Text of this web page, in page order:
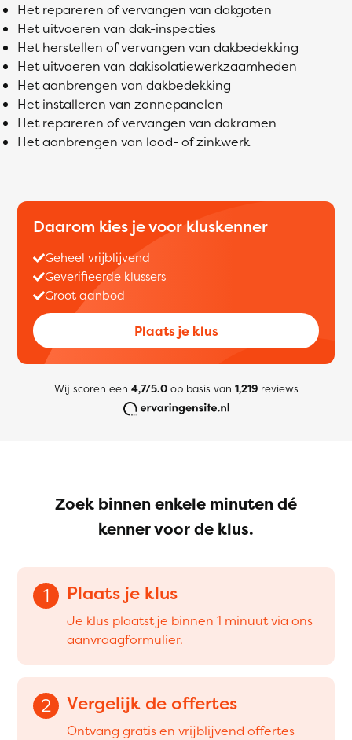
Het repareren of vervangen van dakgoten
Het uitvoeren van dak-inspecties
Het herstellen of vervangen van dakbedekking
Het uitvoeren van dakisolatiewerkzaamheden
Het aanbrengen van dakbedekking
Het installeren van zonnepanelen
Het repareren of vervangen van dakramen
Het aanbrengen van lood- of zinkwerk
Daarom kies je voor kluskenner
Geheel vrijblijvend
Geverifieerde klussers
Groot aanbod
Plaats je klus
Wij scoren een 4,7/5.0op basis van 1,219reviews
Zoek binnen enkele minuten dé
kenner voor de klus.
1 Plaats je klus
Je klus plaatst je binnen 1 minuut via ons
aanvraagformulier.
2 Vergelijk de offertes
Ontvang gratis en vrijblijvend offertes